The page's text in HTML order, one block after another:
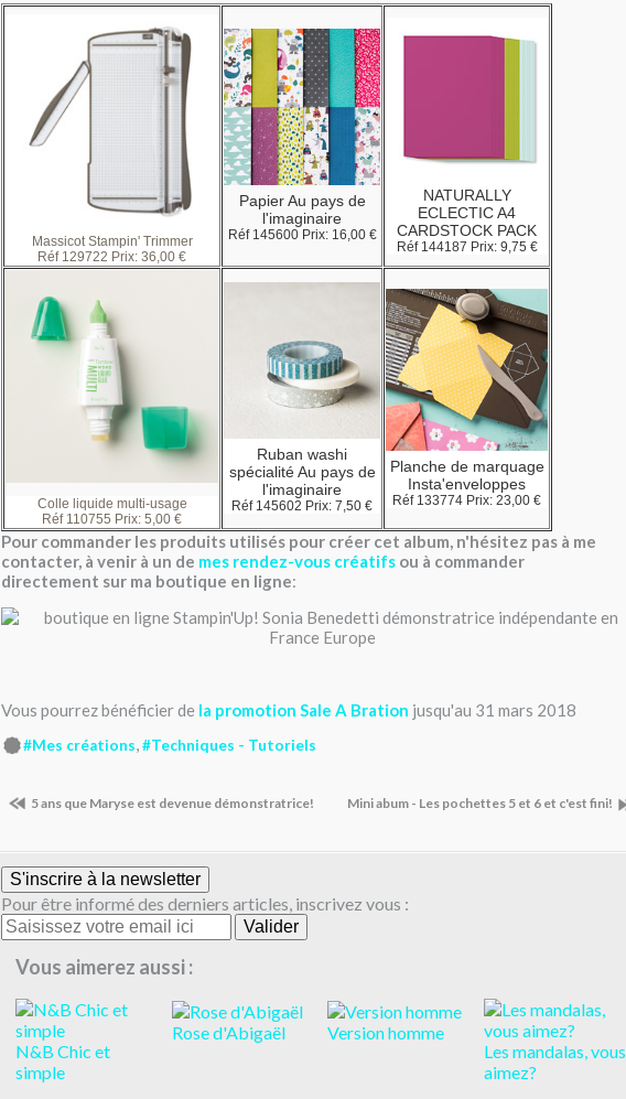
Massicot Stampin' Trimmer
Réf 129722 Prix: 36,00 €
Papier Au pays de
l'imaginaire
Réf 145600 Prix: 16,00 €
NATURALLY
ECLECTIC A4
CARDSTOCK PACK
Réf 144187 Prix: 9,75 €
Colle liquide multi-usage
Réf 110755 Prix: 5,00 €
Ruban washi
spécialité Au pays de
l'imaginaire
Réf 145602 Prix: 7,50 €
Planche de marquage
Insta'enveloppes
Réf 133774 Prix: 23,00 €
Pour commander les produits utilisés pour créer cet album, n'hésitez pas à me
contacter, à venir à un de mes rendez-vous créatifs ou à commander
directement sur ma boutique en ligne:
Vous pourrez bénéficier de la promotion Sale A Bration jusqu'au 31 mars 2018
#Mes créations,#Techniques - Tutoriels
5 ans que Maryse est devenue démonstratrice! Mini abum - Les pochettes 5 et 6 et c'est fini!
S'inscrire à la newsletter
Pour être informé des derniers articles, inscrivez vous :
Vous aimerez aussi :
N&B Chic et
simple
Rose d'Abigaël
Version homme
Les mandalas, vous
aimez?